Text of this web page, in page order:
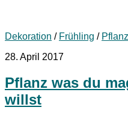
Dekoration / Frühling /
28. April 2017
Pflanz was du
willst